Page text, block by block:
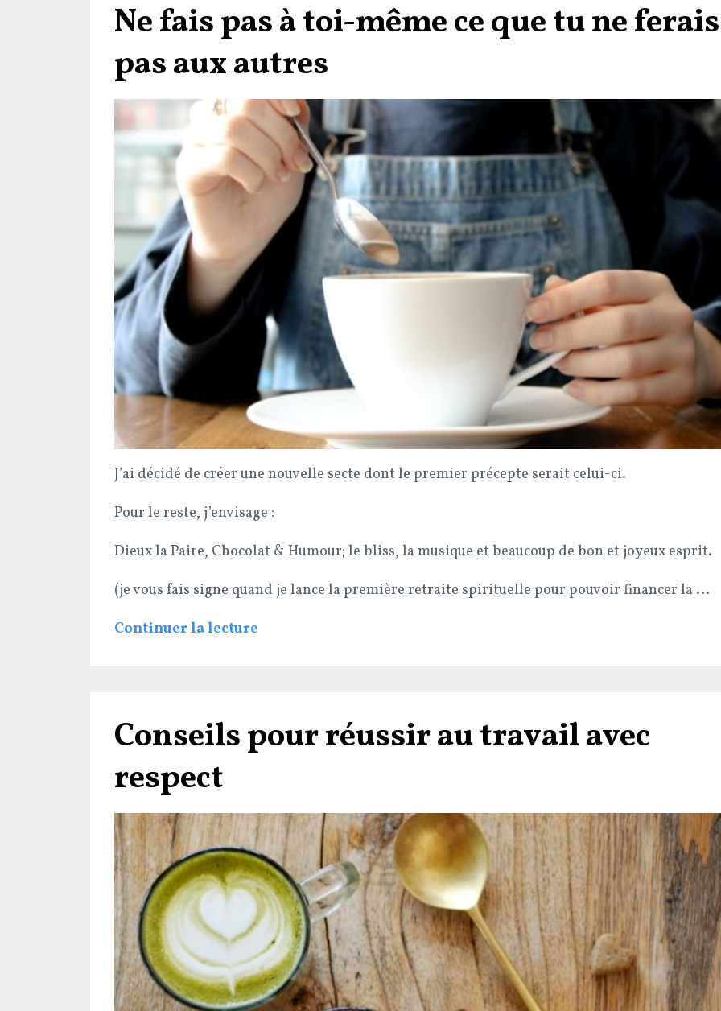
Ne fais pas à toi-même ce que tu ne ferais
pas aux autres
J’ai décidé de créer une nouvelle secte dont le premier précepte serait celui-ci.
Pour le reste, j’envisage :
Dieux la Paire, Chocolat & Humour; le bliss, la musique et beaucoup de bon et joyeux esprit.
(je vous fais signe quand je lance la première retraite spirituelle pour pouvoir financer la ...
Continuer la lecture
Conseils pour réussir au travail avec
respect